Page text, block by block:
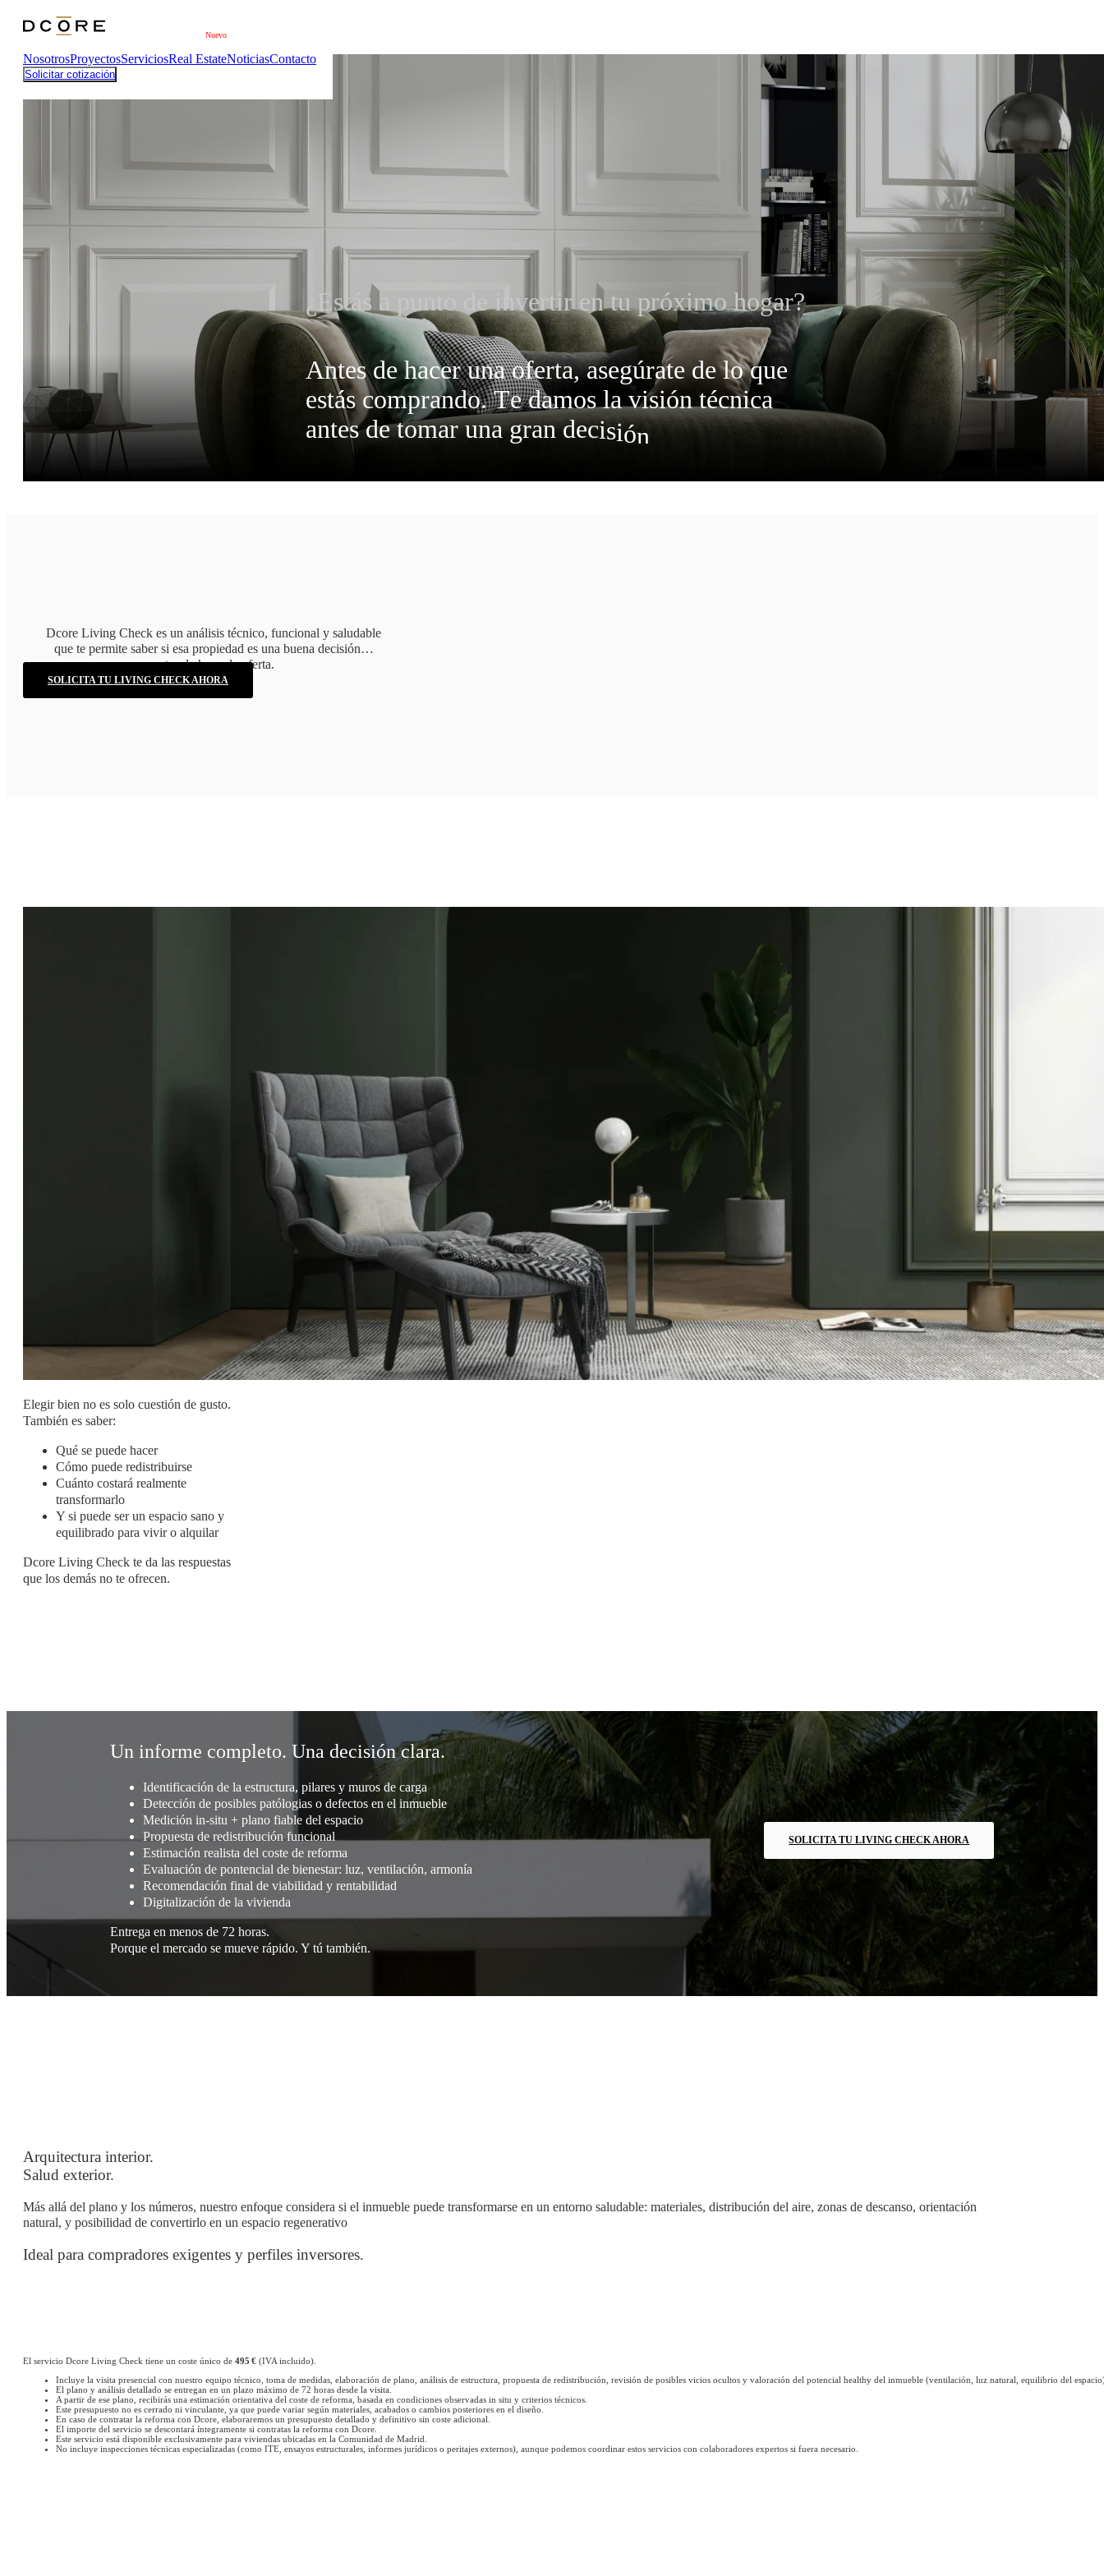
Saltar al contenido principal
NosotrosProyectosServicios
Nuevo
Real EstateNoticiasContacto
Solicitar cotización
¿Estás a punto de invertir en tu próximo hogar?
Antes de hacer una oferta, asegúrate de lo que
estás comprando. Te damos la visión técnica
antes de tomar una gran decisión.
Dcore Living Check es un análisis técnico, funcional y saludable
que te permite saber si esa propiedad es una buena decisión…
antes de hacer la oferta.
SOLICITA TU LIVING CHECK AHORA
Elegir bien no es solo cuestión de gusto.
También es saber:
Qué se puede hacer
Cómo puede redistribuirse
Cuánto costará realmente
transformarlo
Y si puede ser un espacio sano y
equilibrado para vivir o alquilar
Dcore Living Check te da las respuestas
que los demás no te ofrecen.
Un informe completo. Una decisión clara.
Identificación de la estructura, pilares y muros de carga
Detección de posibles patólogias o defectos en el inmueble
Medición in-situ + plano fiable del espacio
Propuesta de redistribución funcional
Estimación realista del coste de reforma
Evaluación de pontencial de bienestar: luz, ventilación, armonía
Recomendación final de viabilidad y rentabilidad
Digitalización de la vivienda
Entrega en menos de 72 horas.
Porque el mercado se mueve rápido. Y tú también.
SOLICITA TU LIVING CHECK AHORA
Arquitectura interior.
Salud exterior.
Más allá del plano y los números, nuestro enfoque considera si el inmueble puede transformarse en un entorno saludable: materiales, distribución del aire, zonas de descanso, orientación
natural, y posibilidad de convertirlo en un espacio regenerativo
Ideal para compradores exigentes y perfiles inversores.
El servicio Dcore Living Check tiene un coste único de 495 € (IVA incluido).
Incluye la visita presencial con nuestro equipo técnico, toma de medidas, elaboración de plano, análisis de estructura, propuesta de redistribución, revisión de posibles vicios ocultos y valoración del potencial healthy del inmueble (ventilación, luz natural, equilibrio del
El plano y análisis detallado se entregan en un plazo máximo de 72 horas desde la visita.
A partir de ese plano, recibirás una estimación orientativa del coste de reforma, basada en condiciones observadas in situ y criterios técnicos.
Este presupuesto no es cerrado ni vinculante, ya que puede variar según materiales, acabados o cambios posteriores en el diseño.
En caso de contratar la reforma con Dcore, elaboraremos un presupuesto detallado y definitivo sin coste adicional.
El importe del servicio se descontará íntegramente si contratas la reforma con Dcore.
Este servicio está disponible exclusivamente para viviendas ubicadas en la Comunidad de Madrid.
No incluye inspecciones técnicas especializadas (como ITE, ensayos estructurales, informes jurídicos o peritajes externos), aunque podemos coordinar estos servicios con colaboradores expertos si fuera necesario.